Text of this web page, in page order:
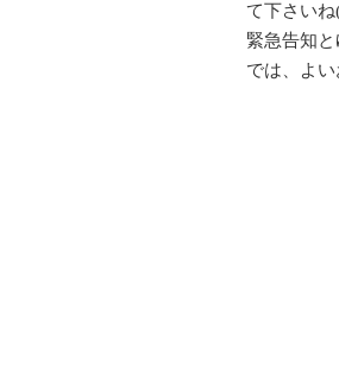
て下さいね
緊急告知
では、よ